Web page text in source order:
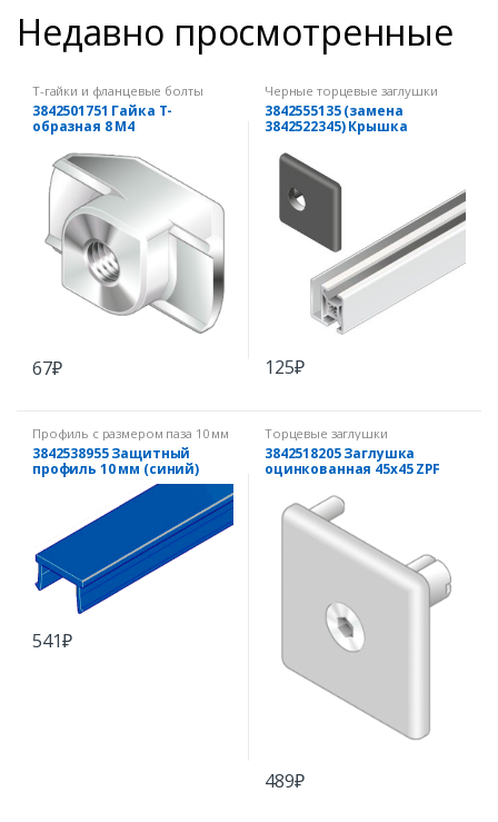
Недавно просмотренные
Т-гайки и фланцевые болты
3842501751 Гайка Т-
образная 8 М4
67₽
Черные торцевые заглушки
3842555135 (замена
3842522345) Крышка
черная
125₽
Профиль с размером паза 10 мм
3842538955 Защитный
профиль 10 мм (синий)
541₽
Торцевые заглушки
3842518205 Заглушка
оцинкованная 45х45 ZPF
489₽